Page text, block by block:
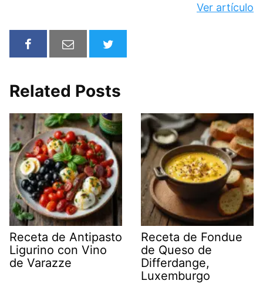
Ver artículo
Related Posts
Receta de Antipasto
Ligurino con Vino
de Varazze
Receta de Fondue
de Queso de
Differdange,
Luxemburgo